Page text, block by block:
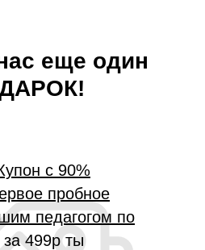
еще один
с 90%
пробное
педагогом по
за 499р ты